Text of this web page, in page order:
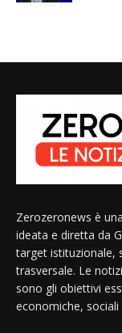
Zerozeronews è
ideata e diretta da
target istituzionale,
trasversale. Le
sono gli obiettivi
economiche,